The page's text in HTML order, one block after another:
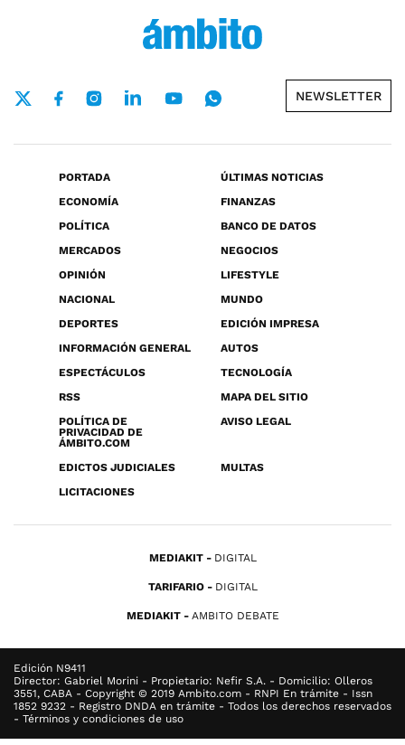
NEWSLETTER
PORTADA
ÚLTIMAS NOTICIAS
ECONOMÍA
FINANZAS
POLÍTICA
BANCO DE DATOS
MERCADOS
NEGOCIOS
OPINIÓN
LIFESTYLE
NACIONAL
MUNDO
DEPORTES
EDICIÓN IMPRESA
INFORMACIÓN GENERAL
AUTOS
ESPECTÁCULOS
TECNOLOGÍA
RSS
MAPA DEL SITIO
POLÍTICA DE
PRIVACIDAD DE
ÁMBITO.COM
AVISO LEGAL
EDICTOS JUDICIALES
MULTAS
LICITACIONES
MEDIAKIT DIGITAL
TARIFARIO DIGITAL
MEDIAKIT AMBITO DEBATE
Edición N9411
Director: Gabriel Morini - Propietario: Nefir S.A. - Domicilio: Olleros
3551, CABA - Copyright © 2019 Ambito.com - RNPI En trámite - Issn
1852 9232 - Registro DNDA en trámite - Todos los derechos reservados
- Términos y condiciones de uso